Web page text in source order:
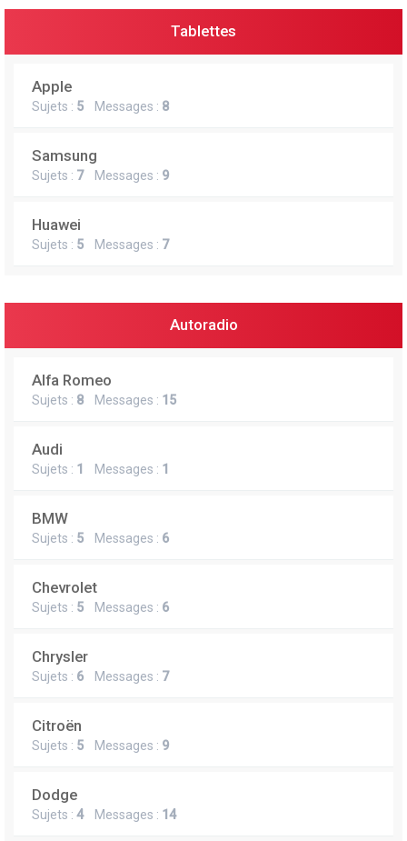
Tablettes
Apple
Sujets : 5 Messages : 8
Samsung
Sujets : 7Messages : 9
Huawei
Sujets : 5 Messages : 7
Autoradio
Alfa Romeo
Sujets : 8 Messages : 15
Audi
Sujets : 1 Messages : 1
BMW
Sujets : 5 Messages : 6
Chevrolet
Sujets : 5 Messages : 6
Chrysler
Sujets : 6 Messages : 7
Citroën
Sujets : 5 Messages : 9
Dodge
Sujets : 4Messages : 14